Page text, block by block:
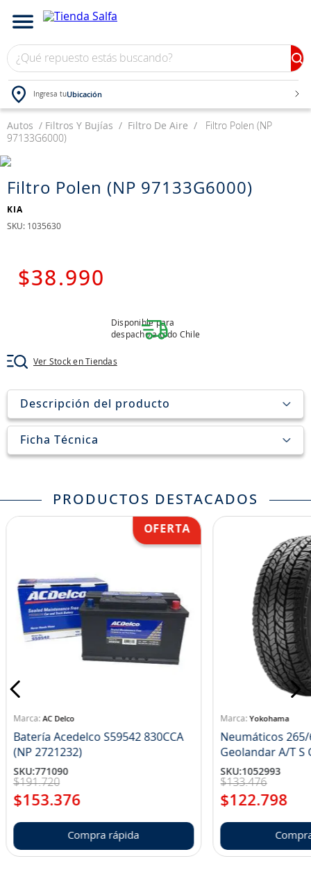
¿Qué repuesto estás buscando?
Ingresa tuUbicación
Autos Filtros Y Bujías Filtro De Aire
Filtro Polen (NP
97133G6000)
Filtro Polen (NP 97133G6000)
KIA
: 1035630
$38 .990
Disponible para
despacho a todo Chile
Ver Stock en Tiendas
Descripción del producto
Ficha Técnica
PRODUCTOS DESTACADOS
AC Delco
Batería Acedelco S59542 830CCA
(NP 2721232)
SKU:771090
$191.720
$153.376
Compra rápida
Yokohama
Neumáticos 265/
SKU:1052993
$133.476
$122.798
TÉRMINOS MÁS BUSCADOS
3 .
westlake
4 .
yokohama
6.
215
10
jockey john deere